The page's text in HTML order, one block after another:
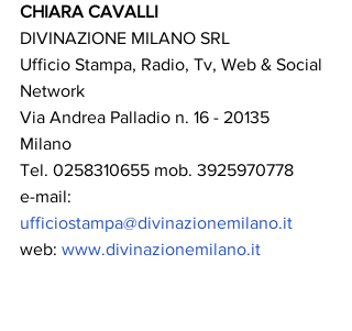
CHIARA CAVALLI
DIVINAZIONE MILANO SRL
Ufficio Stampa, Radio, Tv, Web & Social
Network
Via Andrea Palladio n. 16 - 20135
Milano
Tel. 0258310655 mob. 3925970778
e-mail:
ufficiostampa@divinazionemilano.it
web: www.divinazionemilano.it